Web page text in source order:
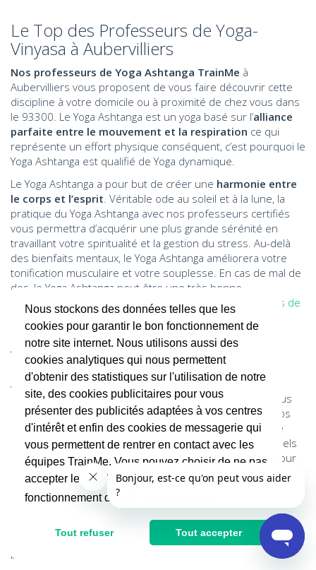
Le Top des Professeurs de Yoga-
Vinyasa à Aubervilliers
Nos professeurs de Yoga Ashtanga TrainMe à
Aubervilliers vous proposent de vous faire découvrir cette
discipline à votre domicile ou à proximité de chez vous dans
le 93300. Le Yoga Ashtanga est un yoga basé sur l’alliance
parfaite entre le mouvement et la respiration ce qui
représente un effort physique conséquent, c’est pourquoi le
Yoga Ashtanga est qualifié de Yoga dynamique.
Le Yoga Ashtanga a pour but de créer une harmonie entre
le corps et l’esprit . Véritable ode au soleil et à la lune, la
pratique du Yoga Ashtanga avec nos professeurs certifiés
vous permettra d’acquérir une plus grande sérénité en
travaillant votre spiritualité et la gestion du stress. Au-delà
des bienfaits mentaux, le Yoga Ashtanga améliorera votre
tonification musculaire et votre souplesse. En cas de mal de
dos, le Yoga Ashtanga peut être une très bonne
prescription. Allier
ses séances de Yoga avec des
cours de
Pilatesest recommandé pour travailler ses muscles
profonds et pouvoir effectuer des postures d’une plus
grande difficulté.
Nos professeurs de Yoga Ashtanga
près de
Aubervilliers(93300)sauront vous guider pour vous
apprendre des postures techniques, relaxantes que vous
soyez débutant ou confirmé. Nos coachs s’adaptent à vos
envies et à vos besoins pour répondre au mieux à votre
attente. Nos professeurs dispensent des cours individuels
et des cours semi-collectifs allant de 2 à 4 personnes pour
que vous puissiez partager ce moment de relaxation entre
N’hésitez plus et découvrez le Yoga Ashtanga avecles
professeurs certifiés TrainMeà Aubervilliers qui
partageront avec plaisir leur passion pour améliorer votre
bien-être !
Nous stockons des données telles que les
cookies pour garantir le bon fonctionnement de
notre site internet. Nous utilisons aussi des
cookies analytiques qui nous permettent
d'obtenir des statistiques sur l'utilisation de notre
site, des cookies publicitaires pour vous
présenter des publicités adaptées à vos centres
d'intérêt et enfin des cookies de messagerie qui
vous permettent de rentrer en contact avec les
équipes TrainMe. Vous pouvez choisir de ne pas
accepter les cookies non indispensables au
fonctionnement du site.
Tout refuser Tout accepter